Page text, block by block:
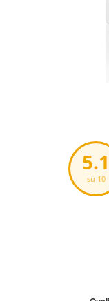
5.1
su 10